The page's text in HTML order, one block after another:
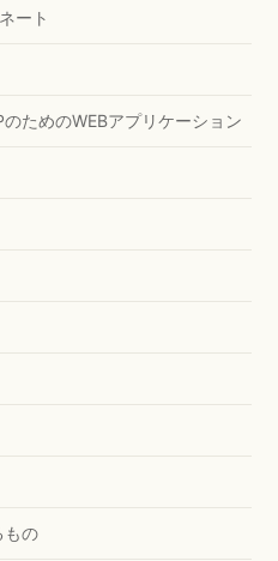
ート
ためのWEBアプリケーション
もの